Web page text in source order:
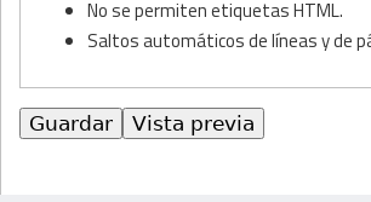
No se permiten etiquetas HTML.
Saltos automáticos de líneas y de